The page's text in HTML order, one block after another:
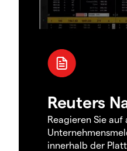
Reuters
Reagieren Sie
innerhalb der